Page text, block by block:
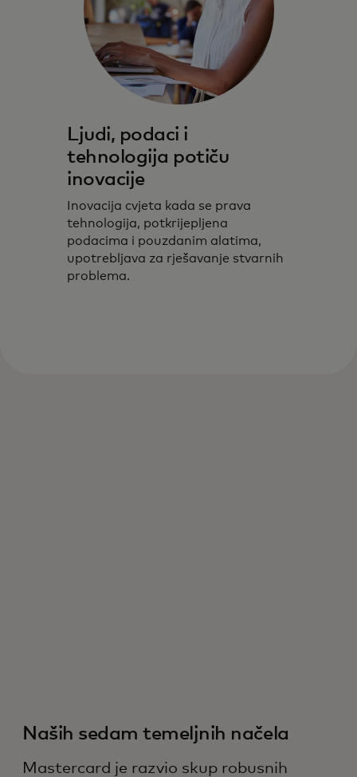
Ljudi, podaci i
tehnologija potiču
inovacije
Inovacija cvjeta kada se prava
tehnologija, potkrijepljena
podacima i pouzdanim alatima,
upotrebljava za rješavanje stvarnih
problema.
Naših sedam temeljnih načela
Mastercard je razvio skup robusnih